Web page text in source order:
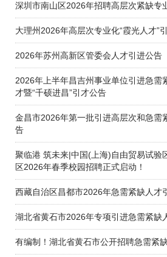
深圳市南山区2026年招聘高层次紧缺专
大理州2026年高层次专业化“霞光人才”
2026年苏州高新区管委会人才引进公告
2026年上半年昌吉州事业单位引进急需
才暨“千硕进昌”引才公告
金昌市2026年第一批引进高层次和急需
告
聚临港 筑未来|中国(上海)自由贸易试验
区2026年春季校园招聘正式启动！
西藏自治区昌都市2026年急需紧缺人才
湖北省黄石市2026年专项引进急需紧缺
有编制！湖北省黄石市公开招聘急需紧